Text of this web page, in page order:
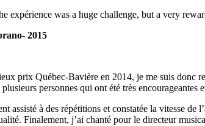
expérience was a huge challenge, but a very
2015
prix Québec-Bavière en 2014, je me suis donc
personnes qui ont été très
assisté à des répétitions et constatée la vitesse
Finalement, j’ai chanté pour le directeur